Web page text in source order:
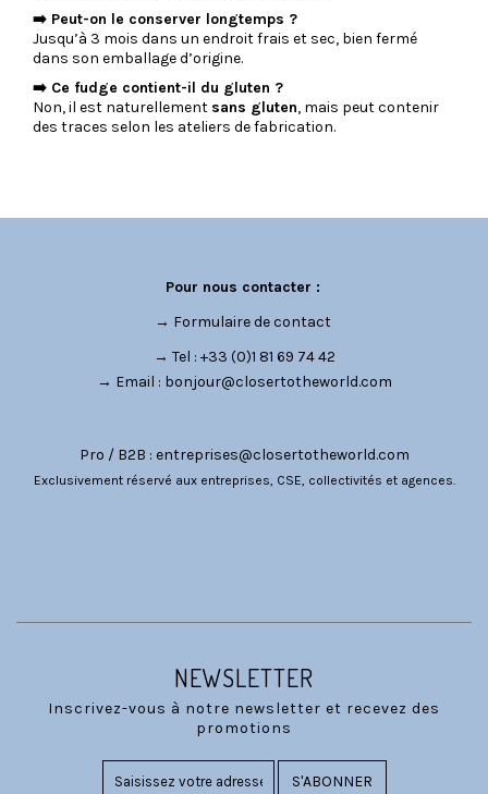
➡️ Peut-on le conserver longtemps ?
Jusqu’à 3 mois dans un endroit frais et sec, bien fermé
dans son emballage d’origine.
➡️ Ce fudge contient-il du gluten ?
Non, il est naturellement sans gluten, mais peut contenir
des traces selon les ateliers de fabrication.
Pour nous contacter :
→ Formulaire de contact
→ Tel : +33 (0)1 81 69 74 42
→ Email : bonjour@closertotheworld.com
Pro / B2B : entreprises@closertotheworld.com
Exclusivement réservé aux entreprises, CSE, collectivités et agences.
NEWSLETTER
Inscrivez-vous à notre newsletter et recevez des
promotions
S'ABONNER